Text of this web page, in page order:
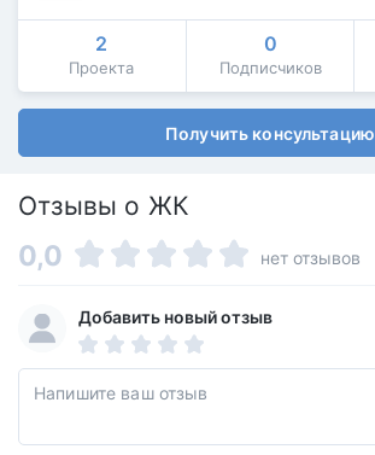
2
Проекта
0
Подписчиков
Получить консультацию
Отзывы о ЖК
0,0 нет отзывов
Добавить новый отзыв